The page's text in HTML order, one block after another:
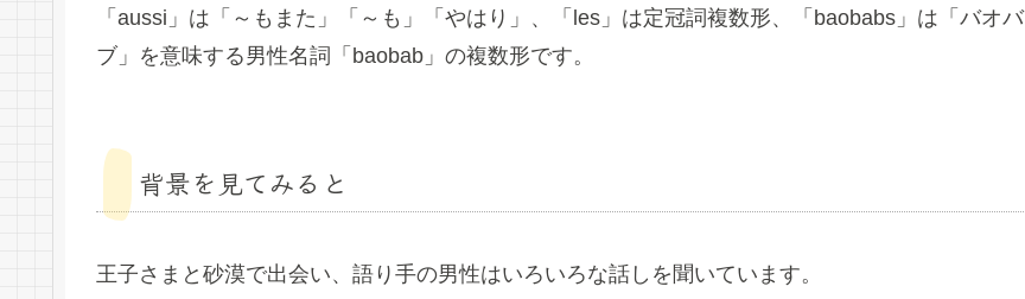
「aussi」は「～もまた」「～も」「やはり」、「les」は定冠詞複数形、「baobabs」は「バオバ
ブ」を意味する男性名詞「baobab」の複数形です。
背景を見てみると
王子さまと砂漠で出会い、語り手の男性はいろいろな話しを聞いています。